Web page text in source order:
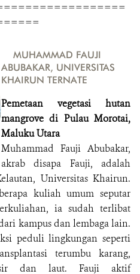
MUHAMMAD FAUJI
ABUBAKAR, UNIVERSITAS
KHAIRUN TERNATE
Pemetaan vegetasi hutan
mangrove di Pulau Morotai,
Maluku Utara
Muhammad Fauji Abubakar,
akrab disapa Fauji, adalah
Universitas Khairun.
kuliah umum seputar
ia sudah terlibat
kampus dan lembaga lain.
peduli lingkungan seperti
terumbu karang,
dan laut. Fauji aktif